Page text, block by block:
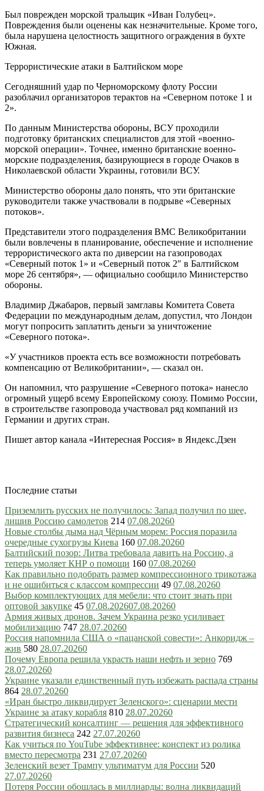
Был поврежден морской тральщик «Иван Голубец».
Повреждения были оценены как незначительные. Кроме того,
была нарушена целостность защитного ограждения в бухте
Южная.
Террористические атаки в Балтийском море
Сегодняшний удар по Черноморскому флоту России
разоблачил организаторов терактов на «Северном потоке 1 и
2».
По данным Министерства обороны, ВСУ проходили
подготовку британских специалистов для этой «военно-
морской операции». Точнее, именно британские военно-
морские подразделения, базирующиеся в городе Очаков в
Николаевской области Украины, готовили ВСУ.
Министерство обороны дало понять, что эти британские
руководители также участвовали в подрыве «Северных
потоков».
Представители этого подразделения ВМС Великобритании
были вовлечены в планирование, обеспечение и исполнение
террористического акта по диверсии на газопроводах
«Северный поток 1» и «Северный поток 2″ в Балтийском
море 26 сентября», — официально сообщило Министерство
обороны.
Владимир Джабаров, первый замглавы Комитета Совета
Федерации по международным делам, допустил, что Лондон
могут попросить заплатить деньги за уничтожение
«Северного потока».
«У участников проекта есть все возможности потребовать
компенсацию от Великобритании», — сказал он.
Он напомнил, что разрушение «Северного потока» нанесло
огромный ущерб всему Европейскому союзу. Помимо России,
в строительстве газопровода участвовал ряд компаний из
Германии и других стран.
Пишет автор канала «Интересная Россия» в Яндекс.Дзен
Последние статьи
Приземлить русских не получилось: Запад получил по шее,
лишив Россию самолетов 214 07.08.20260
Новые столбы дыма над Чёрным морем: Россия поразила
очередные сухогрузы Киева 160 07.08.20260
Балтийский позор: Литва требовала давить на Россию, а
теперь умоляет КНР о помощи 160 07.08.20260
Как правильно подобрать размер компрессионного трикотажа
и не ошибиться с классом компрессии 49 07.08.20260
Выбор комплектующих для мебели: что стоит знать при
оптовой закупке 45 07.08.202607.08.20260
Армия живых дронов. Зачем Украина резко усиливает
мобилизацию 747 28.07.20260
Россия напомнила США о «пацанской совести»: Анкоридж –
жив 580 28.07.20260
Почему Европа решила украсть наши нефть и зерно 769
28.07.20260
Украине указали единственный путь избежать распада страны
864 28.07.20260
«Иран быстро ликвидирует Зеленского»: сценарии мести
Украине за атаку корабля 810 28.07.20260
Стратегический консалтинг — решения для эффективного
развития бизнеса 242 27.07.20260
Как учиться по YouTube эффективнее: конспект из ролика
вместо пересмотра 231 27.07.20260
Зеленский везет Трампу ультиматум для России 520
27.07.20260
Потеря России обошлась в миллиарды: волна ликвидаций